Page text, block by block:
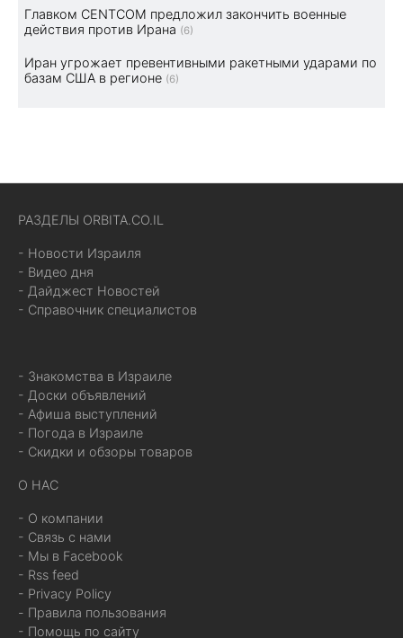
Главком CENTCOM предложил закончить военные
действия против Ирана (6)
Иран угрожает превентивными ракетными ударами по
базам США в регионе (6)
РАЗДЕЛЫ ORBITA.CO.IL
- Новости Израиля
- Видео дня
- Дайджест Новостей
- Справочник специалистов
- Знакомства в Израиле
- Доски объявлений
- Афиша выступлений
- Погода в Израиле
- Скидки и обзоры товаров
О НАС
- О компании
- Связь с нами
- Мы в Facebook
- Rss feed
- Privacy Policy
- Правила пользования
- Помощь по сайту